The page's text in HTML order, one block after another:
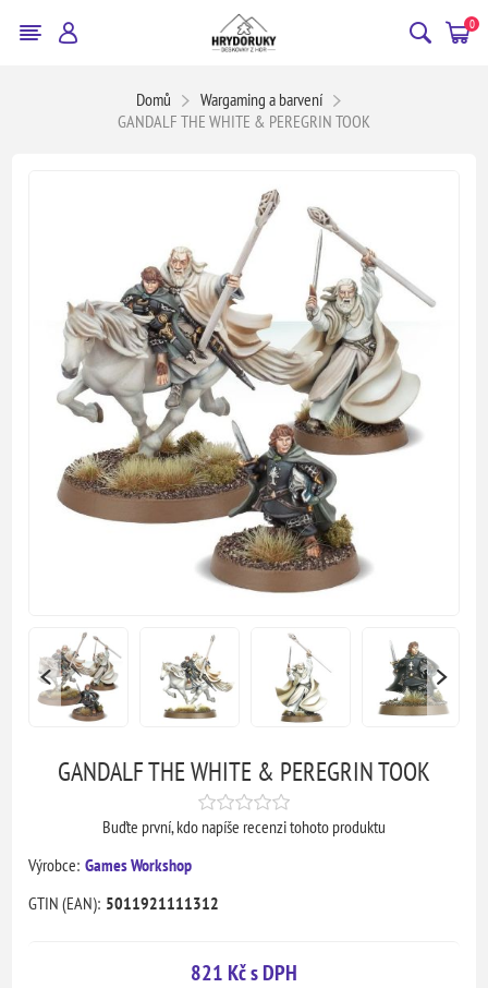
0
Domů
Wargaming a barvení
GANDALF THE WHITE & PEREGRIN TOOK
GANDALF THE WHITE & PEREGRIN TOOK
Buďte první, kdo napíše recenzi tohoto produktu
Výrobce: Games Workshop
GTIN (EAN): 5011921111312
821 Kč s DPH